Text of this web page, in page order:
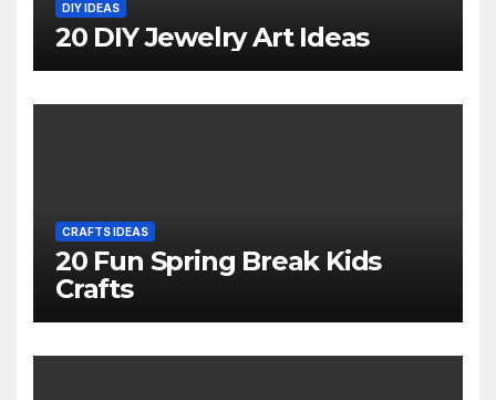
DIY IDEAS
20 DIY Jewelry Art Ideas
CRAFTS IDEAS
20 Fun Spring Break Kids
Crafts